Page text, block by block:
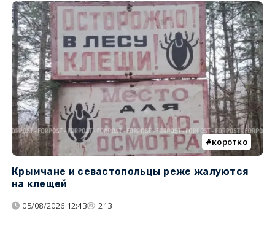
коротко
Крымчане и севастопольцы реже жалуются
на клещей
05/08/2026 12:43 213